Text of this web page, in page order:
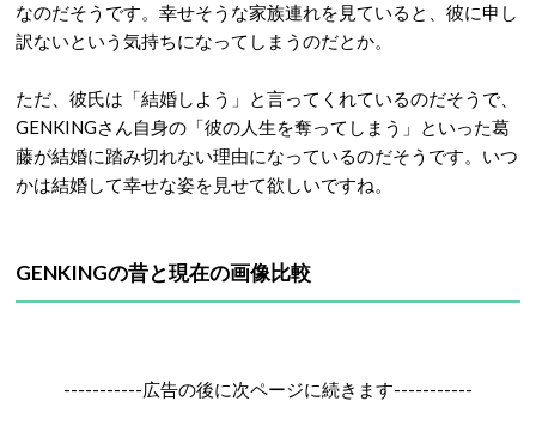
なのだそうです。幸せそうな家族連れを見ていると、彼に申し
訳ないという気持ちになってしまうのだとか。
ただ、彼氏は「結婚しよう」と言ってくれているのだそうで、
GENKINGさん自身の「彼の人生を奪ってしまう」といった葛
藤が結婚に踏み切れない理由になっているのだそうです。いつ
かは結婚して幸せな姿を見せて欲しいですね。
GENKINGの昔と現在の画像比較
-----------広告の後に次ページに続きます-----------